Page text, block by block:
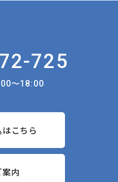
725
〜18:00
こちら
内